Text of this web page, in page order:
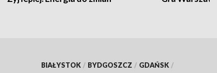
BIAŁYSTOK / BYDGOSZCZ / GDAŃSK /